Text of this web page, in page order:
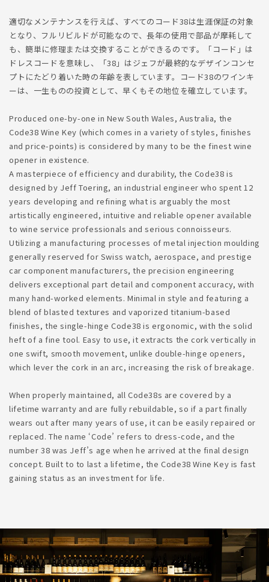
適切なメンテナンスを行えば、すべてのコード38は生涯保証の対象
となり、フルリビルドが可能なので、長年の使用で部品が摩耗して
も、簡単に修理または交換することができるのです。「コード」は
ドレスコードを意味し、「38」はジェフが最終的なデザインコンセ
プトにたどり着いた時の年齢を表しています。コード38のワインキ
ーは、一生ものの投資として、早くもその地位を確立しています。
Produced one-by-one in New South Wales, Australia, the
Code38 Wine Key (which comes in a variety of styles, finishes
and price-points) is considered by many to be the finest wine
opener in existence.
A masterpiece of efficiency and durability, the Code38 is
designed by Jeff Toering, an industrial engineer who spent 12
years developing and refining what is arguably the most
artistically engineered, intuitive and reliable opener available
to wine service professionals and serious connoisseurs.
Utilizing a manufacturing processes of metal injection moulding
generally reserved for Swiss watch, aerospace, and prestige
car component manufacturers, the precision engineering
delivers exceptional part detail and component accuracy, with
many hand-worked elements. Minimal in style and featuring a
blend of blasted textures and vaporized titanium-based
finishes, the single-hinge Code38 is ergonomic, with the solid
heft of a fine tool. Easy to use, it extracts the cork vertically in
one swift, smooth movement, unlike double-hinge openers,
which lever the cork in an arc, increasing the risk of breakage.
When properly maintained, all Code38s are covered by a
lifetime warranty and are fully rebuildable, so if a part finally
wears out after many years of use, it can be easily repaired or
replaced. The name ‘Code’ refers to dress-code, and the
number 38 was Jeff’s age when he arrived at the final design
concept. Built to to last a lifetime, the Code38 Wine Key is fast
gaining status as an investment for life.